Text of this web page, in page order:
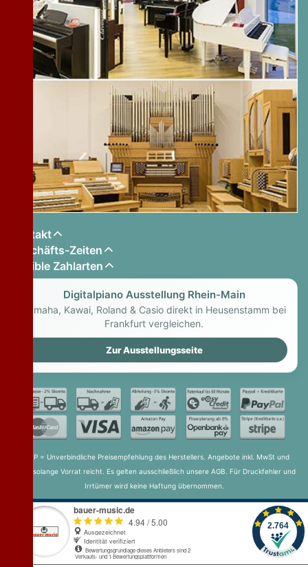
Kontakt
Geschäfts-Zeiten
Flexible Zahlarten
Digitalpiano Ausstellung Rhein-Main
Yamaha, Kawai, Roland & Casio direkt in Heusenstamm bei
Frankfurt vergleichen.
Zur Ausstellungsseite
* UvP = Unverbindliche Preisempfehlung des Herstellers. Angebote inkl. MwSt und
gültig solange Vorrat reicht. Es gelten ausschließlich unsere AGB. Für Druckfehler und
Irrtümer wird keine Haftung übernommen.